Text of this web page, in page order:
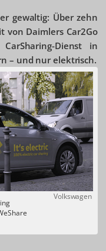
gewaltig: Über zehn
von Daimlers Car2Go
Dienst in
– und nur elektrisch.
Volkswagen